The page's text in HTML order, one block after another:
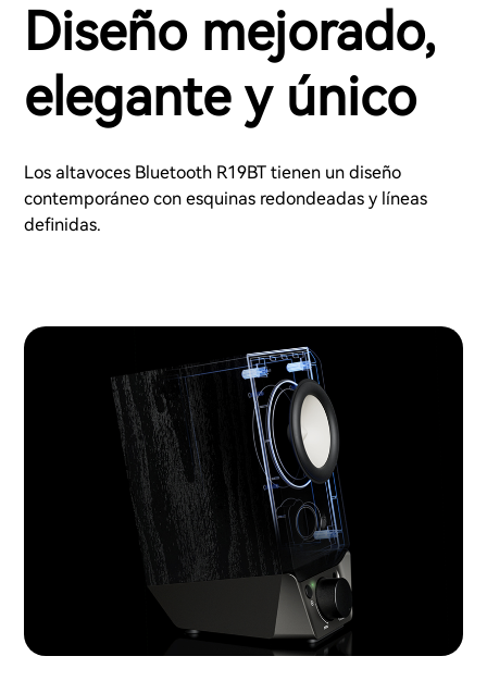
Diseño mejorado,
elegante y único
Los altavoces Bluetooth R19BT tienen un diseño
contemporáneo con esquinas redondeadas y líneas
definidas.